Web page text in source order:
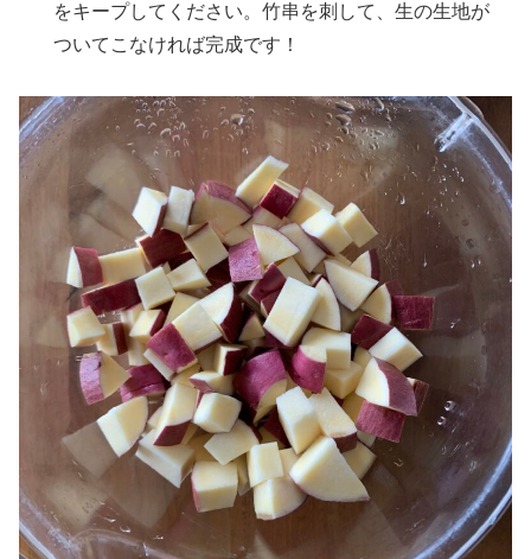
をキープしてください。竹串を刺して、生の生地が
ついてこなければ完成です！